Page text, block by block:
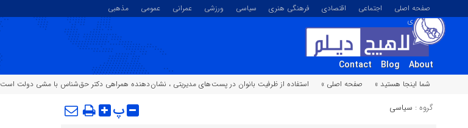
صفحه اصلی اجتماعی اقتصادی فرهنگی هنری سیاسی ورزشی عمرانی عمومی
مذهبی
تصویری
About
Blog
Contact
شما اینجا هستید »
صفحه اصلی » استفاده از ظرفیت بانوان در پست های مدیریتی ، نشان دهنده همراهی دکتر حق شناس با مشی دولت است
گروه : سیاسی پ